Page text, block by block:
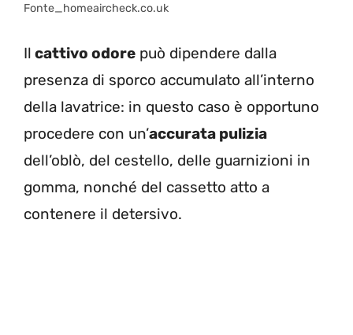
Fonte_homeaircheck.co.uk
Il cattivo odore può dipendere dalla
presenza di sporco accumulato all’interno
della lavatrice: in questo caso è opportuno
procedere con un’accurata pulizia
dell’oblò, del cestello, delle guarnizioni in
gomma, nonché del cassetto atto a
contenere il detersivo.